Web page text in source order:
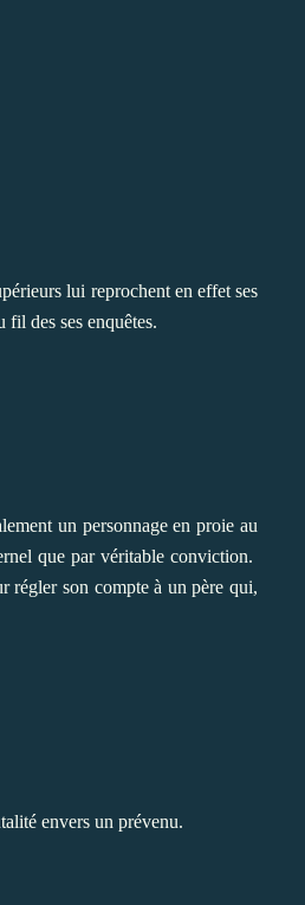
lui reprochent en effet ses
fil des ses enquêtes.
un personnage en proie au
que par véritable conviction.
régler son compte à un père qui,
envers un prévenu.